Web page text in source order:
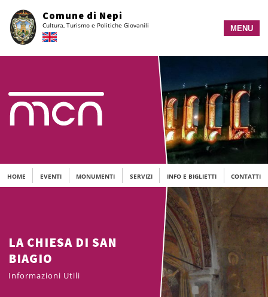
contenuto
principale
Comune di Nepi
Cultura, Turismo e Politiche Giovanili MENU
HOME EVENTI MONUMENTI SERVIZI INFO E BIGLIETTI CONTATTI
LA CHIESA DI SAN
BIAGIO
Informazioni Utili